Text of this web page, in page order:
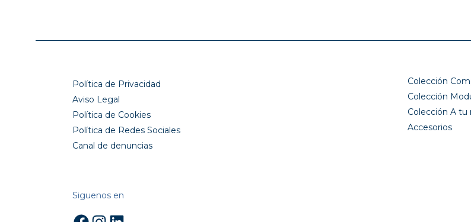
Política de Privacidad
Aviso Legal
Política de Cookies
Política de Redes Sociales
Canal de denuncias
Siguenos en
Colección
Colección
Colección A tu
Accesorios